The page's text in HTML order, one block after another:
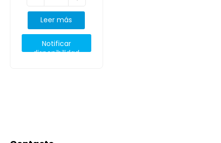
Leer más
Notificar
disponibilidad